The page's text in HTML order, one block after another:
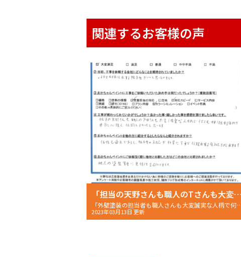
関連するお客様の声
「担当の天野さんも職人のTさんも大変誠実な人柄で何でも相談できる体制が本当に心強く、依頼してよかったと思います。」
「外壁塗装の担当者も職人さんも大変誠実な人柄で何でも相談できる体制が本当に心強く、依頼してよかったと思います。」加古川市平岡町T様 〜完工後のご感想〜
2023年03月13日 更新